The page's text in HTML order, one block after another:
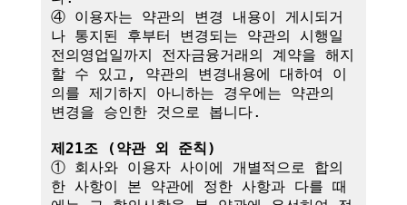
④ 이용자는 약관의 변경 내용이 게시되거
나 통지된 후부터 변경되는 약관의 시행일
전의영업일까지 전자금융거래의 계약을 해지
할 수 있고, 약관의 변경내용에 대하여 이
의를 제기하지 아니하는 경우에는 약관의
변경을 승인한 것으로 봅니다.
제21조 (약관 외 준칙)
① 회사와 이용자 사이에 개별적으로 합의
한 사항이 본 약관에 정한 사항과 다를 때